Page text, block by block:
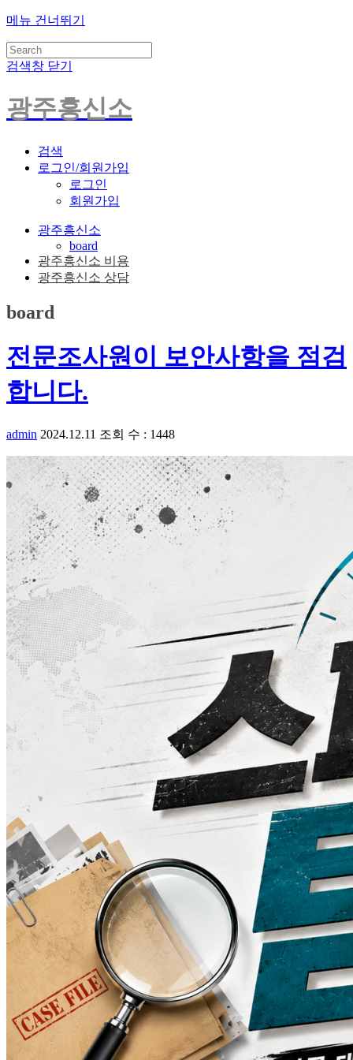
메뉴 건너뛰기
검색창 닫기
광주흥신소
검색
로그인/회원가입
로그인
회원가입
광주흥신소
board
광주흥신소 비용
광주흥신소 상담
board
전문조사원이 보안사항을 점검
합니다.
admin 2024.12.11 조회 수 : 1448